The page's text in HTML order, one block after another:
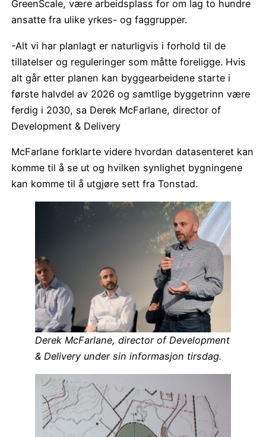
GreenScale, være arbeidsplass for om lag to hundre
ansatte fra ulike yrkes- og faggrupper.
-Alt vi har planlagt er naturligvis i forhold til de
tillatelser og reguleringer som måtte foreligge. Hvis
alt går etter planen kan byggearbeidene starte i
første halvdel av 2026 og samtlige byggetrinn være
ferdig i 2030, sa Derek McFarlane, director of
Development & Delivery
McFarlane forklarte videre hvordan datasenteret kan
komme til å se ut og hvilken synlighet bygningene
kan komme til å utgjøre sett fra Tonstad.
Derek McFarlane, director of Development
& Delivery under sin informasjon tirsdag.